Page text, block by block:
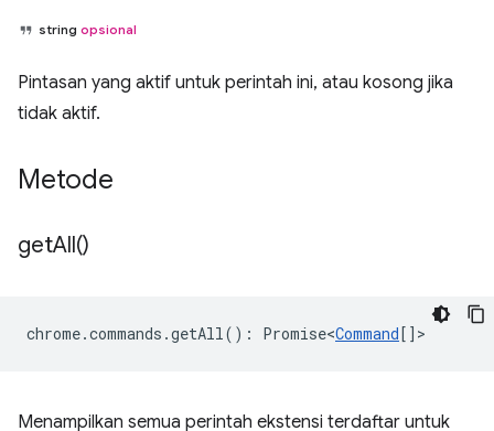
string opsional
Pintasan yang aktif untuk perintah ini, atau kosong jika
tidak aktif.
Metode
getAll()
chrome.commands .getAll() : Promise<Command[] >
Menampilkan semua perintah ekstensi terdaftar untuk